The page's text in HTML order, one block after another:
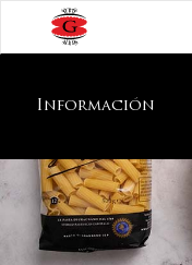
Información